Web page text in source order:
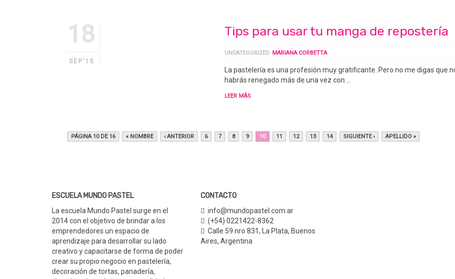
18
SEP'15
Tips para usar tu manga de repostería
UNCATEGORIZED MARIANA CORBETTA
La pastelería es una profesión muy gratificante. Pero no me digas que
habrás renegado más de una vez con …
LEER MÁS
PÁGINA 10 DE 16 « NOMBRE ‹ ANTERIOR 6 7 8 9 10 11 12 13 14 SIGUIENTE › APELLIDO »
ESCUELA MUNDO PASTEL
La escuela Mundo Pastel surge en el
2014 con el objetivo de brindar a los
emprendedores un espacio de
aprendizaje para desarrollar su lado
creativo y capacitarse de forma de poder
crear su propio negocio en pastelería,
decoración de tortas, panadería,
CONTACTO
info@mundopastel.com.ar
(+54) 0221422-8362
Calle 59 nro 831,
La Plata, Buenos
Aires, Argentina